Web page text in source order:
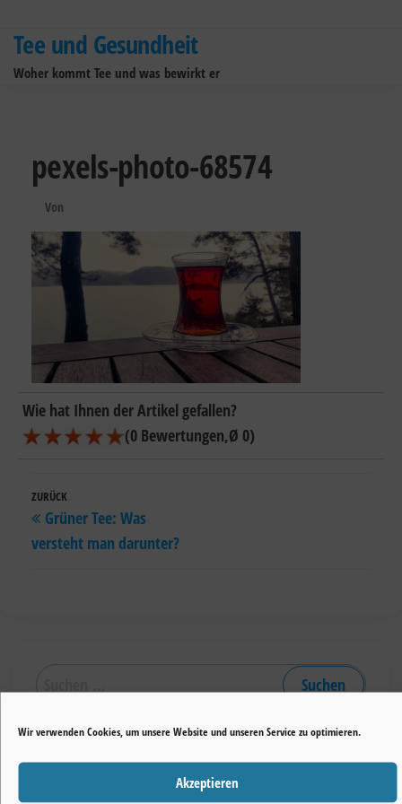
Wir verwenden Cookies, um unsere Website und unseren Service zu optimieren.
Akzeptieren
Inhalt
springen
Tee und Gesundheit
Woher kommt Tee und was bewirkt er
pexels-photo-68574
Von
Wie hat Ihnen der Artikel gefallen?
(0 Bewertungen,Ø 0)
Beitragsnavigation
Vorheriger
Beitrag
ZURÜCK
Grüner Tee: Was
versteht man darunter?